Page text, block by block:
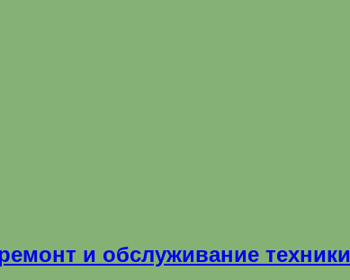
и обслуживание техники